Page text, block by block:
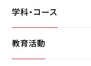
学科・コース
教育活動